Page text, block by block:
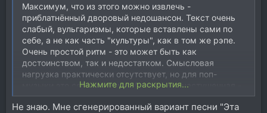
Максимум, что из этого можно извлечь -
приблатнённый дворовый недошансон. Текст очень
слабый, вульгаризмы, которые вставлены сами по
себе, а не как часть "культуры", как в том же рэпе.
Очень простой ритм - это может быть как
достоинством, так и недостатком. Смысловая
нагрузка практически отсутствует, но для поп-
музыки это сейчас норма. А тематика частушечная -
это уже отметили.
Нажмите для раскрытия...
Не знаю. Мне сгенерированный вариант песни "Эта